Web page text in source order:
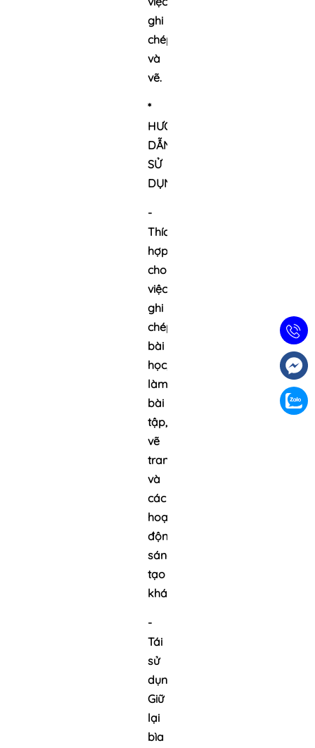
ghi
chép
và
vẽ.
*
HƯỚNG
DẪN
SỬ
DỤNG
-
Thích
hợp
cho
việc
ghi
chép
bài
học,
làm
bài
tập,
vẽ
tranh
và
các
hoạt
động
sáng
tạo
khác.
-
Tái
sử
dụng:
Giữ
lại
bìa